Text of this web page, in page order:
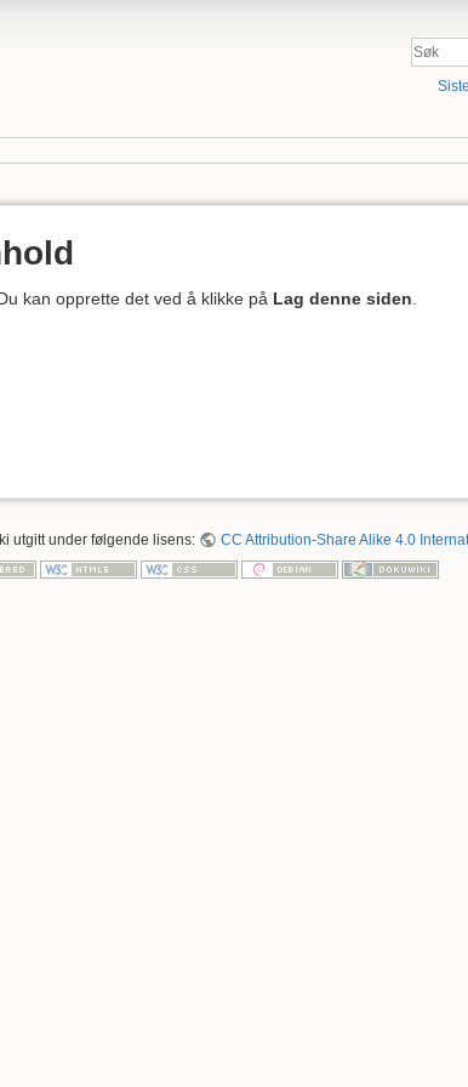
kan opprette det ved å klikke på Lag denne siden.
utgitt under følgende lisens: CC Attribution-Share Alike 4.0